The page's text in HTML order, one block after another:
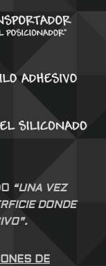
“UNA VEZ
DONDE
DE